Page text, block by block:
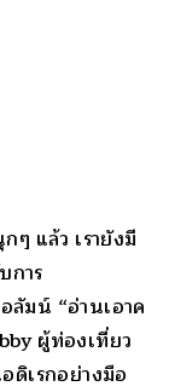
แล้ว เรายังมี
การ
ลัมน์ “อ่านเอาค
ผู้ท่องเที่ยว
ดิเรกอย่างมือ